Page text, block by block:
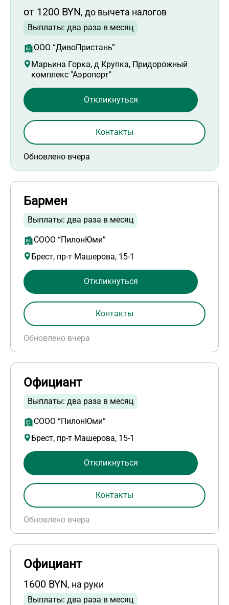
от 1200 BYN, до вычета налогов
Выплаты: два раза в месяц
ООО “ДивоПристань”
Марьина Горка, д Крупка, Придорожный
комплекс "Аэропорт"
Обновлено вчера
Откликнуться
Контакты
Бармен
Выплаты: два раза в месяц
СООО “ПилонЮми”
Брест, пр-т Машерова, 15-1
Обновлено вчера
Откликнуться
Контакты
Официант
Выплаты: два раза в месяц
СООО “ПилонЮми”
Брест, пр-т Машерова, 15-1
Обновлено вчера
Откликнуться
Контакты
Официант
1600 BYN, на руки
Выплаты: два раза в месяц